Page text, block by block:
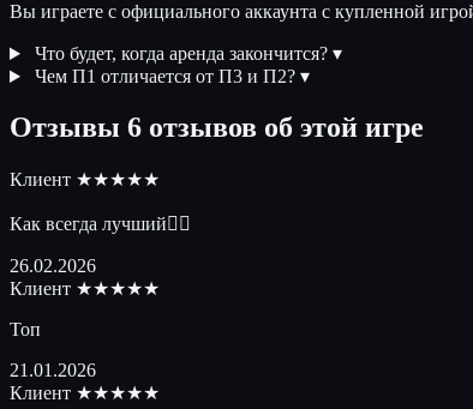
Вы играете с официального аккаунта с купленной
Что будет, когда аренда закончится? ▾
Чем П1 отличается от П3 и П2? ▾
Отзывы 6 отзывов об этой игре
Клиент ★★★★★
Как всегда лучший👍🏻
26.02.2026
Клиент ★★★★★
Топ
21.01.2026
Клиент ★★★★★